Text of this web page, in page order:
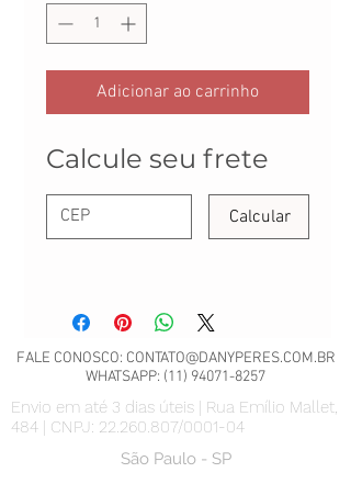
Adicionar ao carrinho
Calcule seu frete
Calcular
FALE CONOSCO: CONTATO@DANYPERES.COM.BR
WHATSAPP: (11) 94071-8257
Envio em até 3 dias úteis | Rua Emílio Mallet,
484 | CNPJ: 22.260.807/0001-04
São Paulo - SP